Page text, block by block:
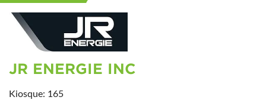
JR ENERGIE INC
Kiosque: 165